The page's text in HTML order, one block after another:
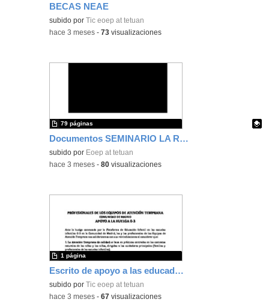
BECAS NEAE
subido por Tic eoep at tetuan
-hace 3 meses -73 visualizaciones
Documentos SEMINARIO LA RESPUESTA INCLUSIVA A LAS DIFICULTADES DE INTEGRACIÓN SENSORIAL EN LAS ESCUELAS INFANTILES I
Contenido educativo.
subido por Eoep at tetuan
79 páginas
-hace 3 meses -80 visualizaciones
Escrito de apoyo a las educadoras infantiles
subido por Tic eoep at tetuan
1 página
-hace 3 meses -67 visualizaciones